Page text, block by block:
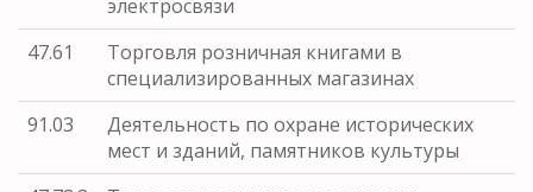
электросвязи
47.61
Торговля розничная книгами в
специализированных магазинах
91.03
Деятельность по охране исторических
мест и зданий, памятников культуры